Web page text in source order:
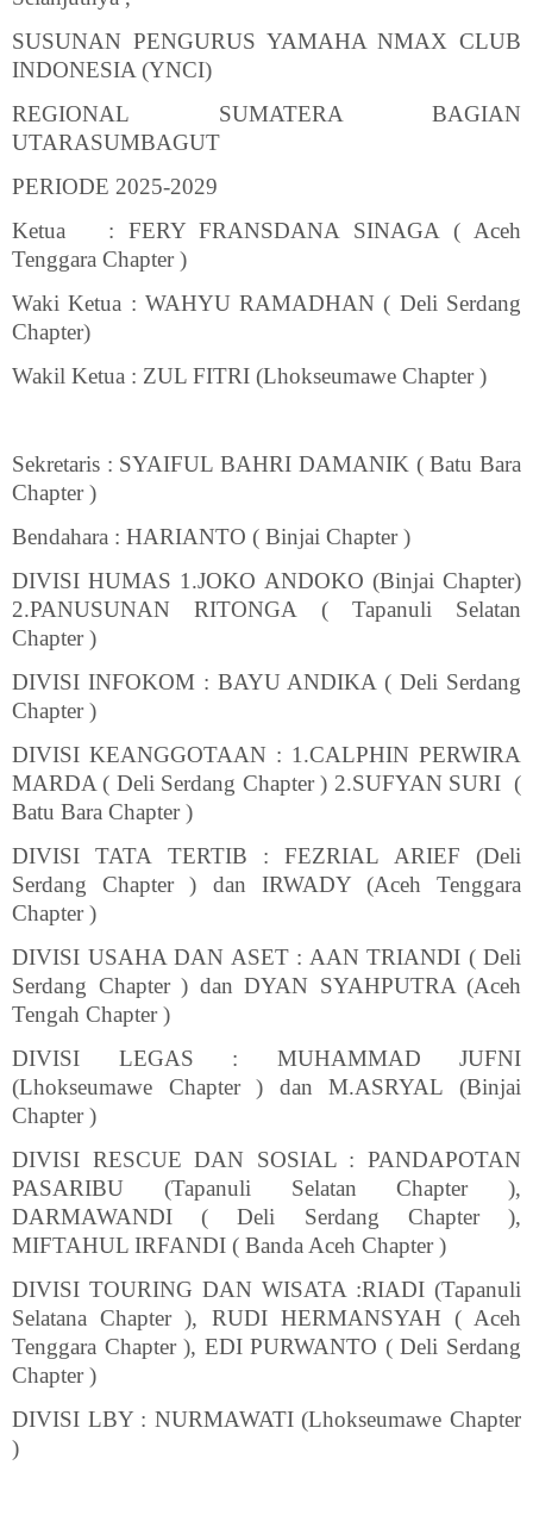
SUSUNAN PENGURUS YAMAHA NMAX CLUB
INDONESIA (YNCI)
REGIONAL SUMATERA BAGIAN
UTARASUMBAGUT
PERIODE 2025-2029
Ketua
: FERY FRANSDANA SINAGA ( Aceh
Tenggara Chapter )
Waki Ketua : WAHYU RAMADHAN ( Deli Serdang
Chapter)
Wakil Ketua : ZUL FITRI (Lhokseumawe Chapter )
Sekretaris : SYAIFUL BAHRI DAMANIK ( Batu Bara
Chapter )
Bendahara : HARIANTO ( Binjai Chapter )
DIVISI HUMAS 1.JOKO ANDOKO (Binjai Chapter)
2.PANUSUNAN RITONGA ( Tapanuli Selatan
Chapter )
DIVISI INFOKOM : BAYU ANDIKA ( Deli Serdang
Chapter )
DIVISI KEANGGOTAAN : 1.CALPHIN PERWIRA
MARDA ( Deli Serdang Chapter ) 2.SUFYAN SURI (
Batu Bara Chapter )
DIVISI TATA TERTIB : FEZRIAL ARIEF (Deli
Serdang Chapter ) dan IRWADY (Aceh Tenggara
Chapter )
DIVISI USAHA DAN ASET : AAN TRIANDI ( Deli
Serdang Chapter ) dan DYAN SYAHPUTRA (Aceh
Tengah Chapter )
DIVISI LEGAS : MUHAMMAD JUFNI
(Lhokseumawe Chapter ) dan M.ASRYAL (Binjai
Chapter )
DIVISI RESCUE DAN SOSIAL : PANDAPOTAN
PASARIBU (Tapanuli Selatan Chapter ),
DARMAWANDI ( Deli Serdang Chapter ),
MIFTAHUL IRFANDI ( Banda Aceh Chapter )
DIVISI TOURING DAN WISATA :RIADI (Tapanuli
Selatana Chapter ), RUDI HERMANSYAH ( Aceh
Tenggara Chapter ), EDI PURWANTO ( Deli Serdang
Chapter )
DIVISI LBY : NURMAWATI (Lhokseumawe Chapter
)